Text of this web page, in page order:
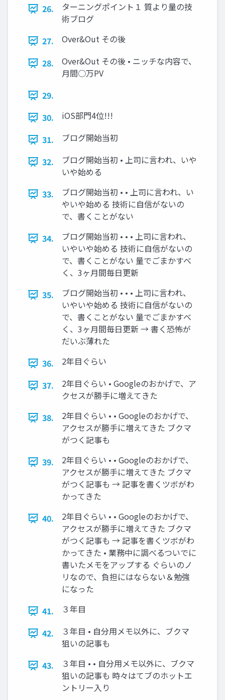
26.
ターニングポイント１ 質より量の技
術ブログ
27.
Over&Out その後
28.
Over&Out その後 • ニッチな内容で、
月間○万PV
29.
30.
iOS部門4位!!!
31.
ブログ開始当初
32.
ブログ開始当初 • 上司に言われ、いや
いや始める
33.
ブログ開始当初 • • 上司に言われ、い
やいや始める 技術に自信がないの
で、書くことがない
34.
ブログ開始当初 • • • 上司に言われ、
いやいや始める 技術に自信がないの
で、書くことがない 量でごまかすべ
く、3ヶ月間毎日更新
35.
ブログ開始当初 • • • 上司に言われ、
いやいや始める 技術に自信がないの
で、書くことがない 量でごまかすべ
く、3ヶ月間毎日更新 → 書く恐怖が
だいぶ薄れた
36.
2年目ぐらい
37.
2年目ぐらい • Googleのおかげで、ア
クセスが勝手に増えてきた
38.
2年目ぐらい • • Googleのおかげで、
アクセスが勝手に増えてきた ブクマ
がつく記事も
39.
2年目ぐらい • • Googleのおかげで、
アクセスが勝手に増えてきた ブクマ
がつく記事も → 記事を書くツボがわ
かってきた
40.
2年目ぐらい • • Googleのおかげで、
アクセスが勝手に増えてきた ブクマ
がつく記事も → 記事を書くツボがわ
かってきた • 業務中に調べるついでに
書いたメモをアップする ぐらいのノ
リなので、負担にはならない＆勉強
になった
41.
３年目
42.
３年目 • 自分用メモ以外に、ブクマ
狙いの記事も
43.
３年目 • • 自分用メモ以外に、ブクマ
狙いの記事も 時々はてブのホットエ
ントリー入り